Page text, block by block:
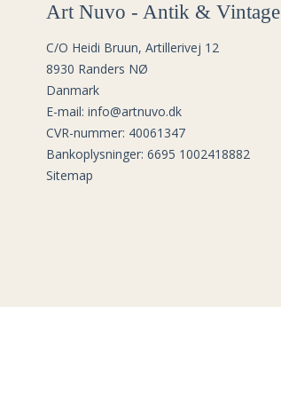
Art Nuvo - Antik & Vintage
C/O Heidi Bruun, Artillerivej 12
8930 Randers NØ
Danmark
E-mail: info@artnuvo.dk
CVR-nummer: 40061347
Bankoplysninger: 6695 1002418882
Sitemap